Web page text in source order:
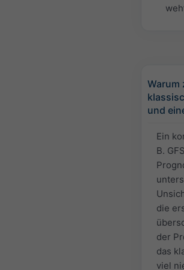
Warum
und
Ein
B.
die
der
das
viel